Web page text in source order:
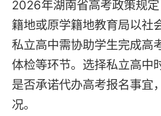
2026年湖南省高考政策规
籍地或原学籍地教育局以社
私立高中需协助学生完成高
体检等环节。选择私立高中
是否承诺代办高考报名事宜
况。